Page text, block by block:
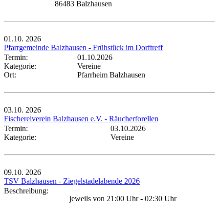
86483 Balzhausen
01.10. 2026
Pfarrgemeinde Balzhausen - Frühstück im Dorftreff
Termin:
01.10.2026
Kategorie:
Vereine
Ort:
Pfarrheim Balzhausen
03.10. 2026
Fischereiverein Balzhausen e.V. - Räucherforellen
Termin:
03.10.2026
Kategorie:
Vereine
09.10. 2026
TSV Balzhausen - Ziegelstadelabende 2026
Beschreibung:
jeweils von 21:00 Uhr - 02:30 Uhr